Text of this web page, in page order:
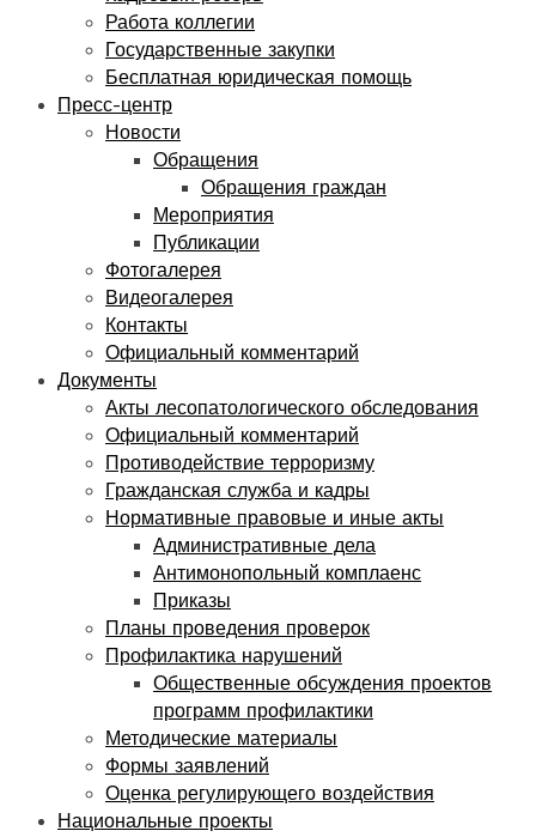
Работа коллегии
Государственные закупки
Бесплатная юридическая помощь
Пресс-центр
Новости
Обращения
Обращения граждан
Мероприятия
Публикации
Фотогалерея
Видеогалерея
Контакты
Официальный комментарий
Документы
Акты лесопатологического обследования
Официальный комментарий
Противодействие терроризму
Гражданская служба и кадры
Нормативные правовые и иные акты
Административные дела
Антимонопольный комплаенс
Приказы
Планы проведения проверок
Профилактика нарушений
Общественные обсуждения проектов
программ профилактики
Методические материалы
Формы заявлений
Оценка регулирующего воздействия
Национальные проекты